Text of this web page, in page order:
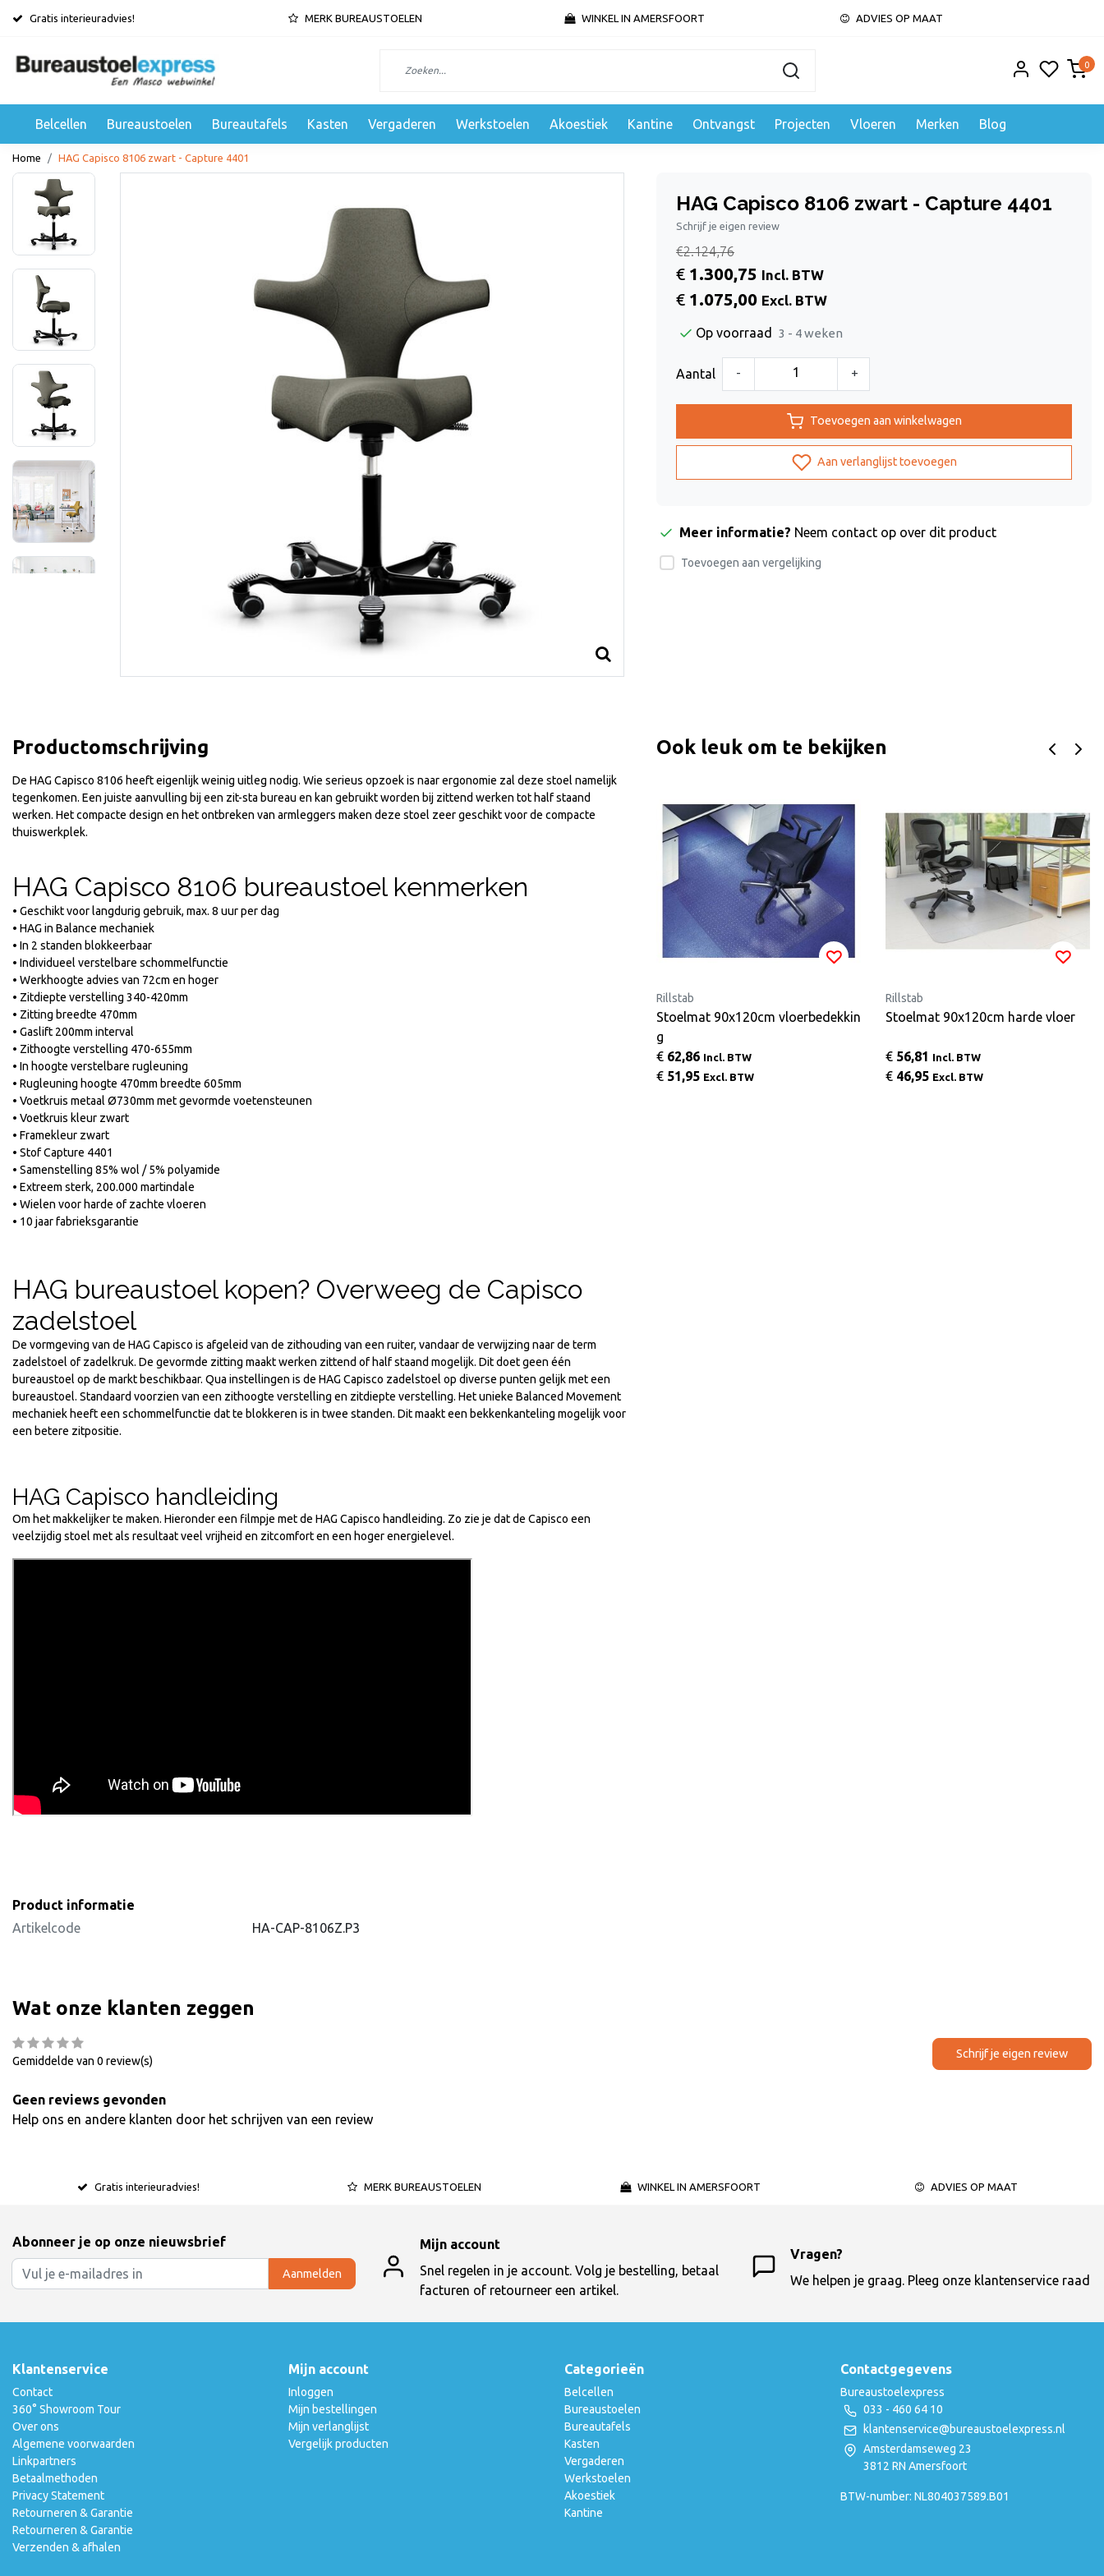
Gratis interieuradvies! MERK BUREAUSTOELEN WINKEL IN AMERSFOORT ADVIES OP MAAT
0
Belcellen Bureaustoelen Bureautafels Kasten Vergaderen Werkstoelen Akoestiek Kantine Ontvangst Projecten Vloeren Merken Blog
Home HAG Capisco 8106 zwart - Capture 4401
HAG Capisco 8106 zwart - Capture 4401
Schrijf je eigen review
€2.124,76
€ 1.300,75 Incl. BTW
€ 1.075,00 Excl. BTW
Op voorraad 3 - 4 weken
Aantal - +
Toevoegen aan winkelwagen
Aan verlanglijst toevoegen
Meer informatie? Neem contact op over dit product
Toevoegen aan vergelijking
Productomschrijving
De HAG Capisco 8106 heeft eigenlijk weinig uitleg nodig. Wie serieus opzoek is naar ergonomie zal deze stoel namelijk
tegenkomen. Een juiste aanvulling bij een zit-sta bureau en kan gebruikt worden bij zittend werken tot half staand
werken. Het compacte design en het ontbreken van armleggers maken deze stoel zeer geschikt voor de compacte
thuiswerkplek.
HAG Capisco 8106 bureaustoel kenmerken
• Geschikt voor langdurig gebruik, max. 8 uur per dag
• HAG in Balance mechaniek
• In 2 standen blokkeerbaar
• Individueel verstelbare schommelfunctie
• Werkhoogte advies van 72cm en hoger
• Zitdiepte verstelling 340-420mm
• Zitting breedte 470mm
• Gaslift 200mm interval
• Zithoogte verstelling 470-655mm
• In hoogte verstelbare rugleuning
• Rugleuning hoogte 470mm breedte 605mm
• Voetkruis metaal Ø730mm met gevormde voetensteunen
• Voetkruis kleur zwart
• Framekleur zwart
• Stof Capture 4401
• Samenstelling 85% wol / 5% polyamide
• Extreem sterk, 200.000 martindale
• Wielen voor harde of zachte vloeren
• 10 jaar fabrieksgarantie
HAG bureaustoel kopen? Overweeg de Capisco
zadelstoel
De vormgeving van de HAG Capisco is afgeleid van de zithouding van een ruiter, vandaar de verwijzing naar de term
zadelstoel of zadelkruk. De gevormde zitting maakt werken zittend of half staand mogelijk. Dit doet geen één
bureaustoel op de markt beschikbaar. Qua instellingen is de HAG Capisco zadelstoel op diverse punten gelijk met een
bureaustoel. Standaard voorzien van een zithoogte verstelling en zitdiepte verstelling. Het unieke Balanced Movement
mechaniek heeft een schommelfunctie dat te blokkeren is in twee standen. Dit maakt een bekkenkanteling mogelijk voor
een betere zitpositie.
HAG Capisco handleiding
Om het makkelijker te maken. Hieronder een filmpje met de HAG Capisco handleiding. Zo zie je dat de Capisco een
veelzijdig stoel met als resultaat veel vrijheid en zitcomfort en een hoger energielevel.
Product informatie
Artikelcode
HA-CAP-8106Z.P3
Ook leuk om te bekijken
Fellowes Standaard
Incl. BTW
Excl. BTW €49,00
Rillstab
Stoelmat 90x120cm vloerbedekkin
g
€ 62,86 Incl. BTW
€ 51,95 Excl. BTW
Rillstab
Stoelmat 90x120cm harde vloer
€ 56,81 Incl. BTW
€ 46,95 Excl. BTW
Wat onze klanten zeggen
Gemiddelde van 0 review(s)
Schrijf je eigen review
Geen reviews gevonden
Help ons en andere klanten door het schrijven van een review
Gratis interieuradvies! MERK BUREAUSTOELEN WINKEL IN AMERSFOORT ADVIES OP MAAT
Abonneer je op onze nieuwsbrief
Aanmelden
Mijn account
Snel regelen in je account. Volg je bestelling, betaal
facturen of retourneer een artikel.
Vragen?
We helpen je graag. Pleeg onze klantenservice raad
Klantenservice
Contact
360° Showroom Tour
Over ons
Algemene voorwaarden
Linkpartners
Betaalmethoden
Privacy Statement
Retourneren & Garantie
Retourneren & Garantie
Verzenden & afhalen
Mijn account
Inloggen
Mijn bestellingen
Mijn verlanglijst
Vergelijk producten
Categorieën
Belcellen
Bureaustoelen
Bureautafels
Kasten
Vergaderen
Werkstoelen
Akoestiek
Kantine
Contactgegevens
Bureaustoelexpress
033 - 460 64 10
klantenservice@bureaustoelexpress.nl
Amsterdamseweg 23
3812 RN Amersfoort
BTW-number: NL804037589.B01